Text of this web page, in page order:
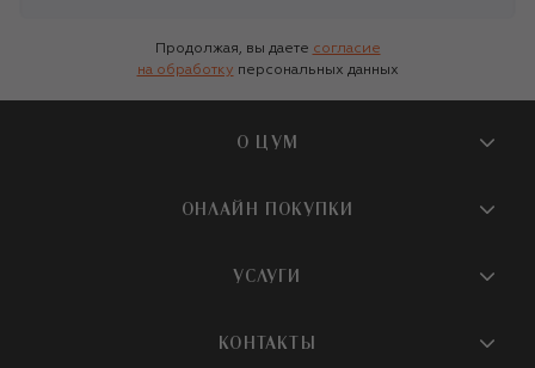
Продолжая, вы даете согласие
на обработку персональных данных
О ЦУМ
О магазине
Бутики и ПВЗ ЦУМ
ОНЛАЙН ПОКУПКИ
Доставка
УСЛУГИ
КОНТАКТЫ